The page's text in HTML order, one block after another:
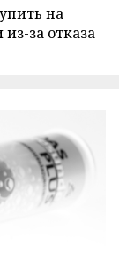
на
за отказа